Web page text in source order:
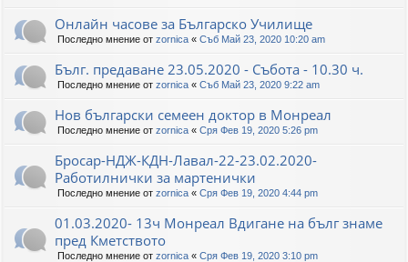
Онлайн часове за Българско Училище
Последно мнение от zornica « Съб Май 23, 2020 10:20 am
Бълг. предаване 23.05.2020 - Събота - 10.30 ч.
Последно мнение от zornica « Съб Май 23, 2020 9:22 am
Нов български семеен доктор в Монреал
Последно мнение от zornica « Сря Фев 19, 2020 5:26 pm
Бросар-НДЖ-КДН-Лавал-22-23.02.2020-
Работилнички за мартенички
Последно мнение от zornica « Сря Фев 19, 2020 4:44 pm
01.03.2020- 13ч Монреал Вдигане на бълг знаме
пред Кметството
Последно мнение от zornica « Сря Фев 19, 2020 3:10 pm